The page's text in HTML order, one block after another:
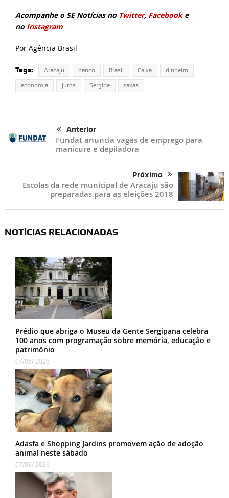
Acompanhe o SE Notícias no Twitter, Facebook e
no Instagram
Por Agência Brasil
Tags: Aracaju banco Brasil Caixa dinheiro
economia juros Sergipe taxas
Anterior
Fundat anuncia vagas de emprego para
manicure e depiladora
Próximo
Escolas da rede municipal de Aracaju são
preparadas para as eleições 2018
NOTÍCIAS RELACIONADAS
Prédio que abriga o Museu da Gente Sergipana celebra
100 anos com programação sobre memória, educação e
patrimônio
07/08/ 2026
Adasfa e Shopping Jardins promovem ação de adoção
animal neste sábado
07/08/ 2026